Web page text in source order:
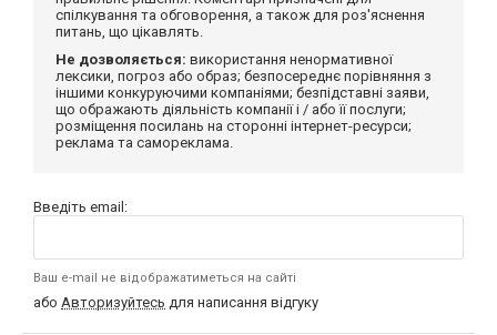
спілкування та обговорення, а також для роз'яснення
питань, що цікавлять.
Не дозволяється: використання ненормативної
лексики, погроз або образ; безпосереднє порівняння з
іншими конкуруючими компаніями; безпідставні заяви,
що ображають діяльність компанії і / або її послуги;
розміщення посилань на сторонні інтернет-ресурси;
реклама та самореклама.
Введіть email:
Ваш e-mail не відображатиметься на сайті
або Авторизуйтесь для написання відгуку